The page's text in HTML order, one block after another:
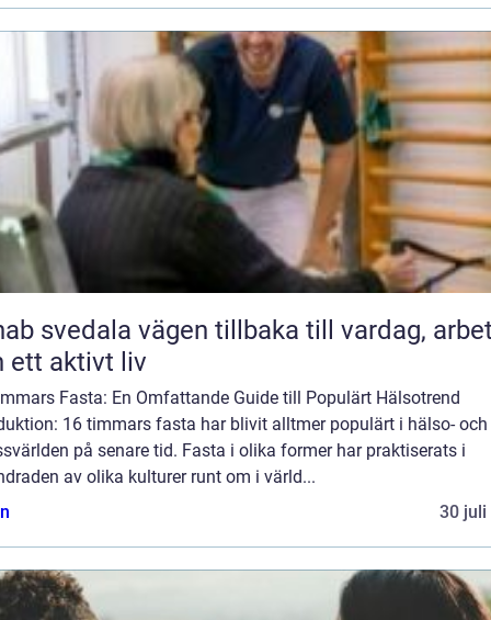
vägen tillbaka till vardag, arbete
ett aktivt liv
Fasta: En Omfattande Guide till Populärt Hälsotrend
16 timmars fasta har blivit alltmer populärt i hälso- och
på senare tid. Fasta i olika former har praktiserats i
av olika kulturer runt om i värld...
30 juli